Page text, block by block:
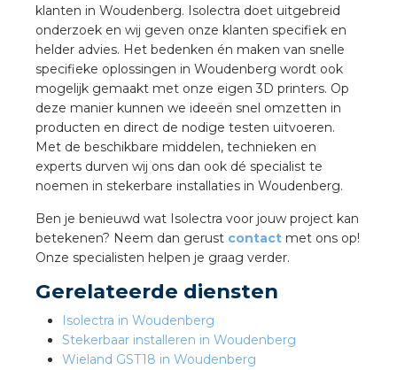
klanten in Woudenberg. Isolectra doet uitgebreid
onderzoek en wij geven onze klanten specifiek en
helder advies. Het bedenken én maken van snelle
specifieke oplossingen in Woudenberg wordt ook
mogelijk gemaakt met onze eigen 3D printers. Op
deze manier kunnen we ideeën snel omzetten in
producten en direct de nodige testen uitvoeren.
Met de beschikbare middelen, technieken en
experts durven wij ons dan ook dé specialist te
noemen in stekerbare installaties in Woudenberg.
Ben je benieuwd wat Isolectra voor jouw project kan
betekenen? Neem dan gerust contact met ons op!
Onze specialisten helpen je graag verder.
Gerelateerde diensten
Isolectra in Woudenberg
Stekerbaar installeren in Woudenberg
Wieland GST18 in Woudenberg
Academy
waarde